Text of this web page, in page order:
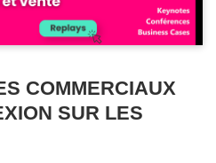
COMMERCIAUX
SUR LES